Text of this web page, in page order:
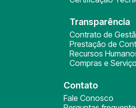
Transparência
Contrato de
Prestação de
Recursos
Compras e
Contato
Fale Conosco